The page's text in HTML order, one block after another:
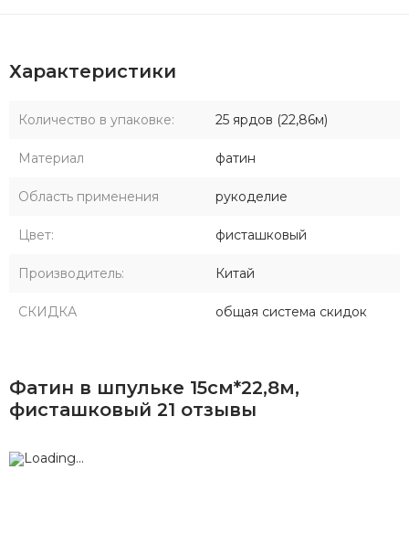
Характеристики
Количество в упаковке: 25 ярдов (22,86м)
Материал фатин
Область применения рукоделие
Цвет: фисташковый
Производитель: Китай
СКИДКА общая система скидок
Фатин в шпульке 15см*22,8м,
фисташковый 21 отзывы